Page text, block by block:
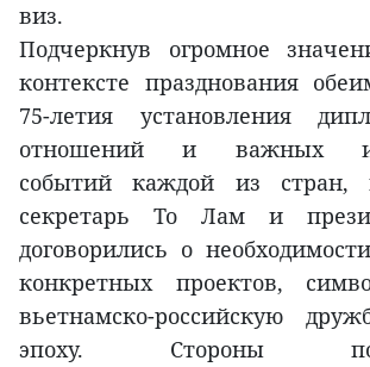
виз.
Подчеркнув огромное
контексте празднования
75-летия установления
отношений и важных
событий каждой из стран,
секретарь То Лам и
договорились о
конкретных проектов,
вьетнамско-российскую
эпоху. Стороны